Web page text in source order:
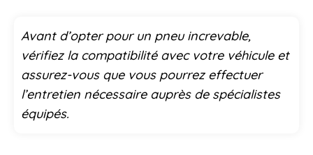
Avant d’opter pour un pneu increvable,
vérifiez la compatibilité avec votre véhicule et
assurez-vous que vous pourrez effectuer
l’entretien nécessaire auprès de spécialistes
équipés.